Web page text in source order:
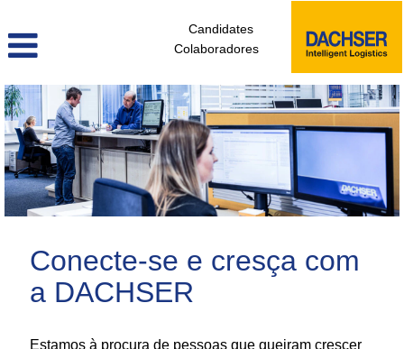
Candidates
Colaboradores
administrativos_e_tecnicos_de_logistica_pt
Conecte-se e cresça com
a DACHSER
Estamos à procura de pessoas que queiram crescer